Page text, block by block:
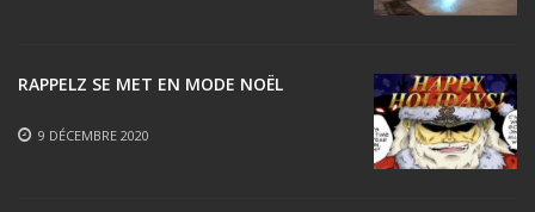
RAPPELZ SE MET EN MODE NOËL
9 DÉCEMBRE 2020